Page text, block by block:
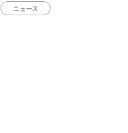
の空白期に迫る
ニュース